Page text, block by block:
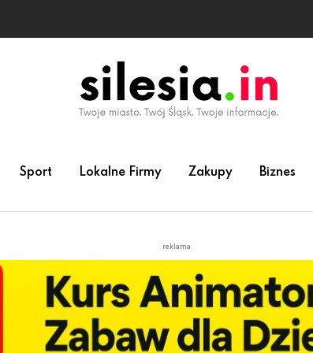
Sport Lokalne Firmy Zakupy Biznes
reklama